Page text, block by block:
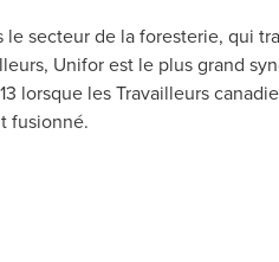
secteur de la foresterie, qui
Unifor est le plus grand
lorsque les Travailleurs
fusionné.